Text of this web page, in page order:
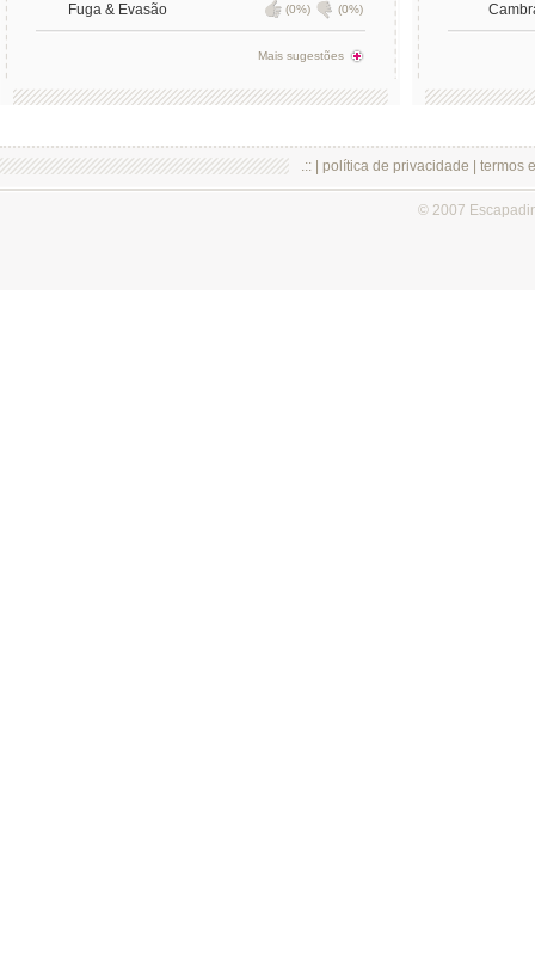
Fuga & Evasão (0%) (0%)
Mais sugestões
.:: | política de privacidade termos
© 2007